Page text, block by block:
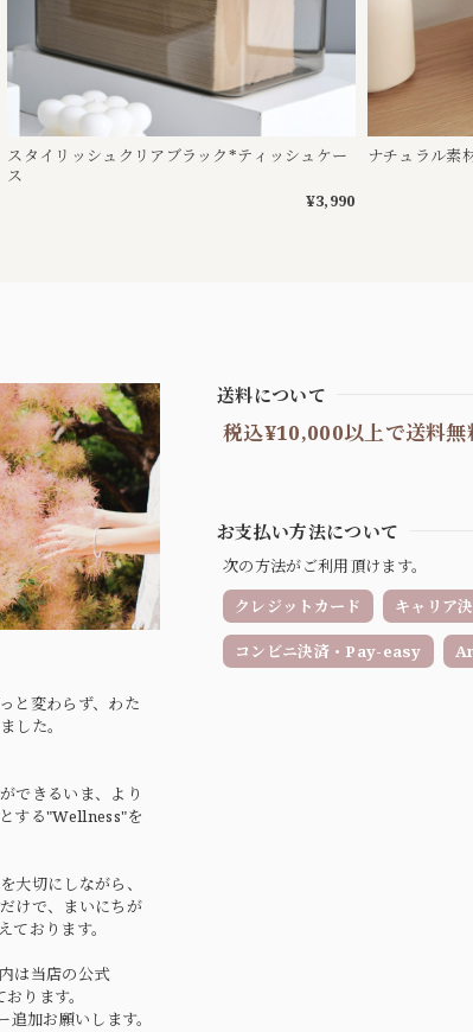
スタイリッシュクリアブラック*ティッシュケー
ス
¥3,990
ナチュラル素
と変わらず、わた
した。
できるいま、より
する"Wellness"を
大切にしながら、
けで、まいにちが
ております。
は当店の公式
ります。
加お願いします。
送料について
税込¥10,000以上で送料無
お支払い方法について
次の方法がご利用頂けます。
クレジットカード
キャリア
コンビニ決済・Pay-easy